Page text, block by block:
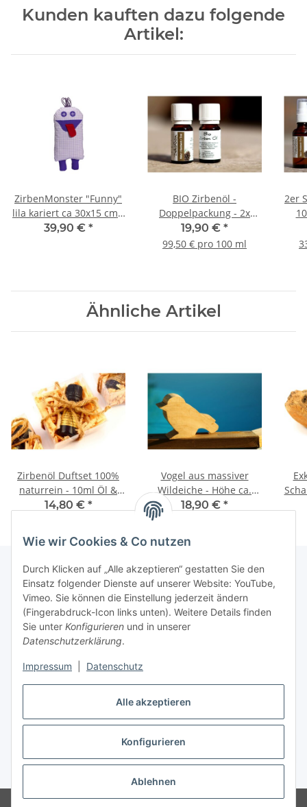
Alle akzeptieren
Konfigurieren
Ablehnen
Wie wir Cookies & Co nutzen
Durch Klicken auf „Alle akzeptieren“ gestatten Sie den
Einsatz folgender Dienste auf unserer Website: YouTube,
Vimeo. Sie können die Einstellung jederzeit ändern
(Fingerabdruck-Icon links unten). Weitere Details finden
Sie unter Konfigurieren und in unserer
Datenschutzerklärung.
Impressum Datenschutz
Kunden kauften dazu folgende
Artikel:
ZirbenMonster "Funny"
lila kariert ca 30x15 cm -
gefüllt mit Tiroler
39,90 € *
BIO Zirbenöl -
Doppelpackung - 2x
10ml - 100% naturrein
AT-BIO-302
19,90 € *
99,50 € pro 100 ml
2er
Ähnliche Artikel
Zirbenöl Duftset 100%
naturrein - 10ml Öl &
Zirbenspäne &
"aroma 10ml"
14,80 € *
Vogel aus massiver
Wildeiche - Höhe ca.
15cm, Dicke ca. 6cm -
18,90 € *
Informationen
Vertrag widerrufen